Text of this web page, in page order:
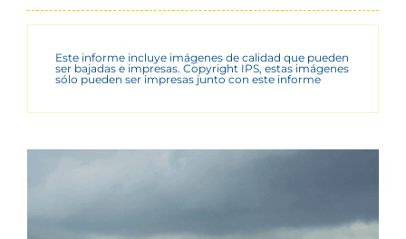
Este informe incluye imágenes de calidad que pueden
ser bajadas e impresas. Copyright IPS, estas imágenes
sólo pueden ser impresas junto con este informe